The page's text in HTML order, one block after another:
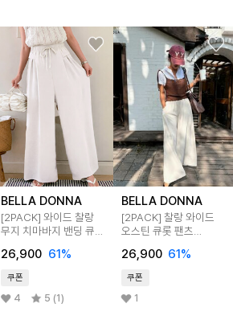
BELLA DONNA
[2PACK] 와이드 찰랑
무지 치마바지 밴딩 큐롯
26,900 61%
쿠폰
4 5 (1)
BELLA DONNA
[2PACK] 찰랑 와이드
오스틴 큐롯 팬츠
26,900 61%
쿠폰
1